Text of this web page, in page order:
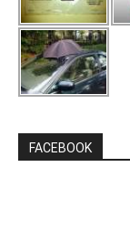
FACEBOOK